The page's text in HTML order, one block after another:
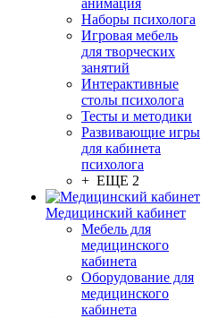
анимация
Наборы психолога
Игровая мебель
для творческих
занятий
Интерактивные
столы психолога
Тесты и методики
Развивающие игры
для кабинета
психолога
+ ЕЩЕ 2
Медицинский кабинет
Мебель для
медицинского
кабинета
Оборудование для
медицинского
кабинета